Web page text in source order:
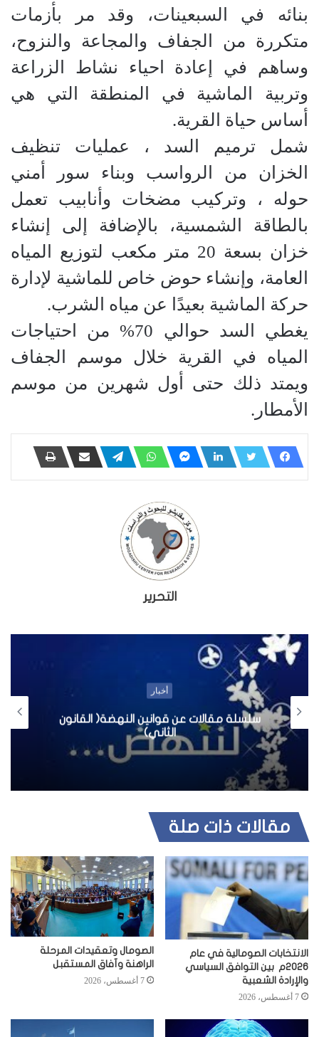
بنائه في السبعينات، وقد مر بأزمات
متكررة من الجفاف والمجاعة والنزوح،
وساهم في إعادة احياء نشاط الزراعة
وتربية الماشية في المنطقة التي هي
أساس حياة القرية.
شمل ترميم السد ، عمليات تنظيف
الخزان من الرواسب وبناء سور أمني
حوله ، وتركيب مضخات وأنابيب تعمل
بالطاقة الشمسية، بالإضافة إلى إنشاء
خزان بسعة 20 متر مكعب لتوزيع المياه
العامة، وإنشاء حوض خاص للماشية لإدارة
حركة الماشية بعيدًا عن مياه الشرب.
يغطي السد حوالي 70% من احتياجات
المياه في القرية خلال موسم الجفاف
ويمتد ذلك حتى أول شهرين من موسم
الأمطار.
التحرير
أخبار
سلسلة مقالات عن قوانين النهضة( القانون
الثاني)
مقالات ذات صلة
الانتخابات الصومالية في عام
2026م بين التوافق السياسي
والإرادة الشعبية
7 أغسطس، 2026
الصومال وتعقيدات المرحلة
الراهنة وآفاق المستقبل
7 أغسطس، 2026